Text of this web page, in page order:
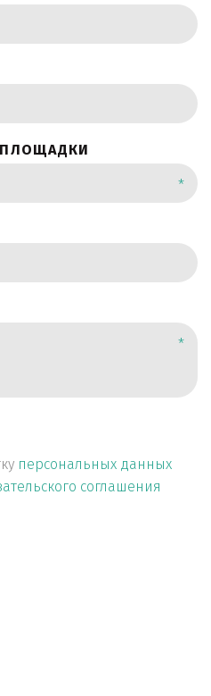
ПЛОЩАДКИ
*
*
персональных данных
соглашения